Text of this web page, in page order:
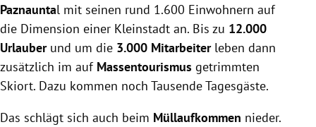
Paznauntal mit seinen rund 1.600 Einwohnern auf
die Dimension einer Kleinstadt an. Bis zu 12.000
Urlauberund um die 3.000 Mitarbeiterleben dann
zusätzlich im auf Massentourismus getrimmten
Skiort. Dazu kommen noch Tausende Tagesgäste.
Das schlägt sich auch beim Müllaufkommen nieder.